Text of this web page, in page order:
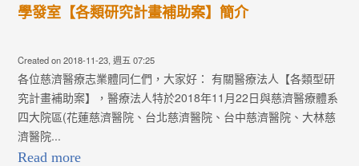
學發室【各類研究計畫補助案】簡介
Created on 2018-11-23, 週五 07:25
各位慈濟醫療志業體同仁們，大家好： 有關醫療法人【各類型研
究計畫補助案】，醫療法人特於2018年11月22日與慈濟醫療體系
四大院區(花蓮慈濟醫院、台北慈濟醫院、台中慈濟醫院、大林慈
濟醫院...
Read more